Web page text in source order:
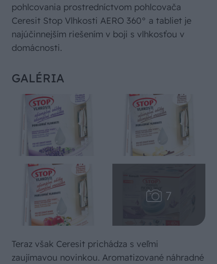
pohlcovania prostredníctvom pohlcovača
Ceresit Stop Vlhkosti AERO 360° a tabliet je
najúčinnejším riešením v boji s vlhkosťou v
domácnosti.
GALÉRIA
Teraz však Ceresit prichádza s veľmi
zaujímavou novinkou. Aromatizované náhradné